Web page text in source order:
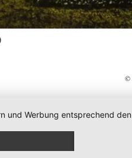
©
und Werbung entsprechend